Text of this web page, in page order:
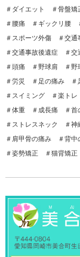
＃ダイエット ＃骨盤
＃腰痛 ＃ギックリ腰
＃スポーツ外傷 ＃交
＃交通事故後遺症 ＃
＃頭痛 ＃野球肩 ＃野
＃労災 ＃足の痛み ＃
＃スイミング ＃楽ト
＃体重 ＃成長痛 ＃首
＃ストレスネック ＃
＃肩甲骨の痛み ＃背
＃姿勢矯正 ＃猫背矯正